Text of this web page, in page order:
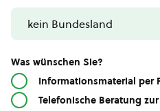
Was wünschen Sie?
Informationsmaterial per
Telefonische Beratung zur